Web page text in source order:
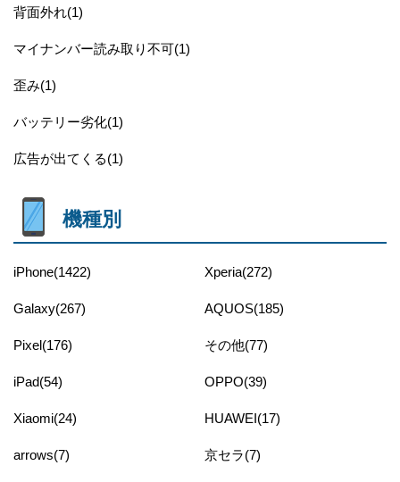
背面外れ(1)
マイナンバー読み取り不可(1)
歪み(1)
バッテリー劣化(1)
広告が出てくる(1)
機種別
iPhone(1422) Xperia(272)
Galaxy(267) AQUOS(185)
Pixel(176) その他(77)
iPad(54) OPPO(39)
Xiaomi(24) HUAWEI(17)
arrows(7) 京セラ(7)